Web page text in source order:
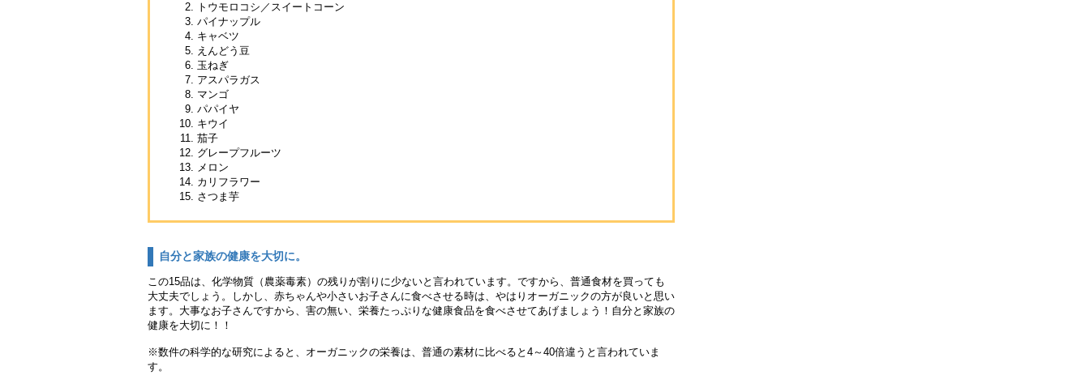
トウモロコシ／スイートコーン
パイナップル
キャベツ
えんどう豆
玉ねぎ
アスパラガス
マンゴ
パパイヤ
キウイ
茄子
グレープフルーツ
メロン
カリフラワー
さつま芋
自分と家族の健康を大切に。
この15品は、化学物質（農薬毒素）の残りが割りに少ないと言われています。ですから、普通食材を買っても
大丈夫でしょう。しかし、赤ちゃんや小さいお子さんに食べさせる時は、やはりオーガニックの方が良いと思い
ます。大事なお子さんですから、害の無い、栄養たっぷりな健康食品を食べさせてあげましょう！自分と家族の
健康を大切に！！
※数件の科学的な研究によると、オーガニックの栄養は、普通の素材に比べると4～40倍違うと言われていま
す。